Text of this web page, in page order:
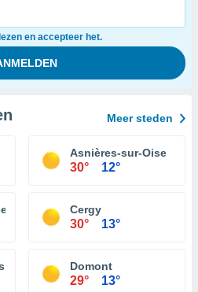
en accepteer het.
Meer steden
Asnières-sur-Oise
30° 12°
Cergy
30° 13°
Domont
29° 13°